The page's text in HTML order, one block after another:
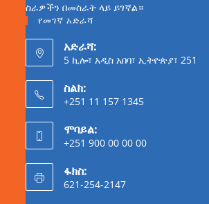
ስራዎችን በመስራት ላይ ይገኛል።
የመገኛ አድራሻ
አድራሻ:
5 ኪሎ፣ አዲስ አበባ፣ ኢትዮጵያ፣ 251
ስልክ:
+251 11 157 1345
ሞባይል:
+251 900 00 00 00
ፋክስ:
621-254-2147